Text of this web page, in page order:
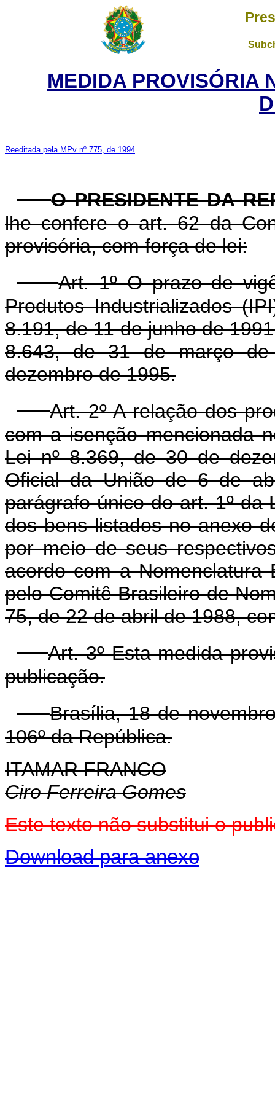
MEDIDA PROVISÓRIA
Reeditada pela MPv nº 775, de 1994
O PRESIDENTE DA
lhe confere o art. 62 da
provisória, com força de lei:
Art. 1º O prazo de
Produtos Industrializados
8.191, de 11 de junho de
8.643, de 31 de março
dezembro de 1995.
Art. 2º A relação dos
com a isenção mencionada
Lei nº 8.369, de 30 de
Oficial da União de 6 de
parágrafo único do art. 1º da
dos bens listados no anexo
por meio de seus
acordo com a Nomenclatura
pelo Comitê Brasileiro de
75, de 22 de abril de 1988,
Art. 3º Esta medida
publicação.
Brasília, 18 de
106º da República.
ITAMAR FRANCO
Ciro Ferreira Gomes
Este texto não substitui o
Download para anexo